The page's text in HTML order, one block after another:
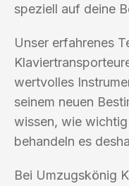
speziell auf deine
Unser erfahrenes
wertvolles
seinem neuen
wissen, wie
behandeln es
Bei Umzugskönig